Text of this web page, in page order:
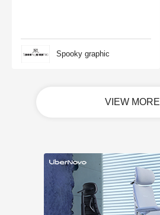
Spooky graphic
VIEW MORE